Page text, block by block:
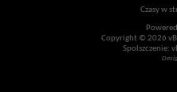
Czasy w
Copyright © 2026
Spolszczenie: